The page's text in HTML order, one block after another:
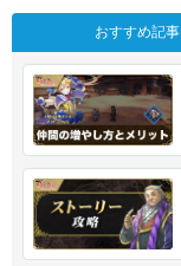
おすすめ記事